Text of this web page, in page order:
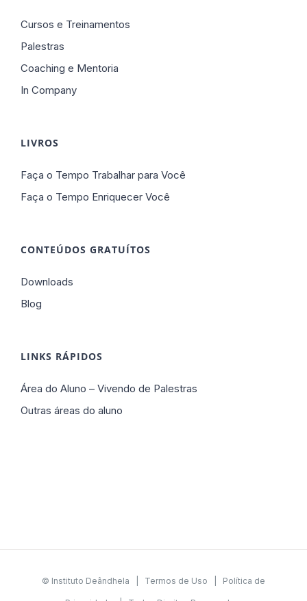
Cursos e Treinamentos
Palestras
Coaching e Mentoria
In Company
LIVROS
Faça o Tempo Trabalhar para Você
Faça o Tempo Enriquecer Você
CONTEÚDOS GRATUÍTOS
Downloads
Blog
LINKS RÁPIDOS
Área do Aluno – Vivendo de Palestras
Outras áreas do aluno
© Instituto Deândhela | Termos de Uso Política de